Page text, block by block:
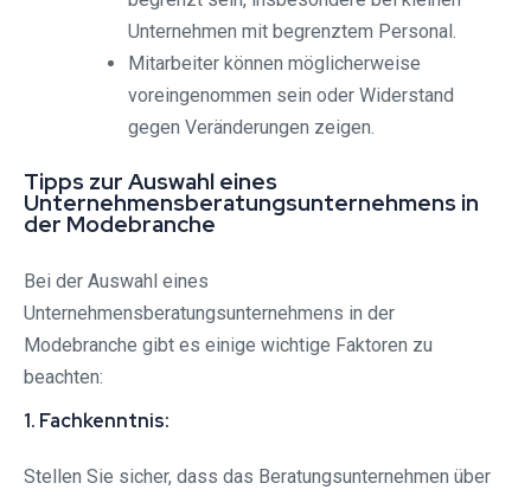
Unternehmen mit begrenztem Personal.
Mitarbeiter können möglicherweise
voreingenommen sein oder Widerstand
gegen Veränderungen zeigen.
Tipps zur Auswahl eines
Unternehmensberatungsunternehmens in
der Modebranche
Bei der Auswahl eines
Unternehmensberatungsunternehmens in der
Modebranche gibt es einige wichtige Faktoren zu
beachten:
1. Fachkenntnis:
Stellen Sie sicher, dass das Beratungsunternehmen über